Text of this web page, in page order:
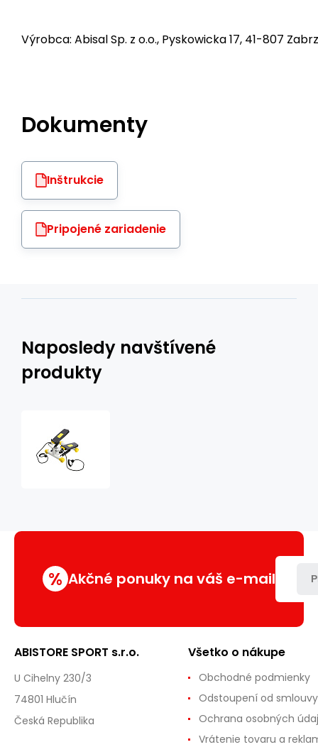
Výrobca: Abisal Sp. z o.o., Pyskowicka 17, 41-807
Dokumenty
Inštrukcie
Pripojené zariadenie
Naposledy navštívené
produkty
HMS
% Akčné ponuky na váš e-mail
ABISTORE SPORT s.r.o.
U Cihelny 230/3
74801 Hlučín
Česká Republika
Všetko o nákupe
Obchodné podmienky
Odstoupení od smlouvy
Ochrana osobných
Vrátenie tovaru a